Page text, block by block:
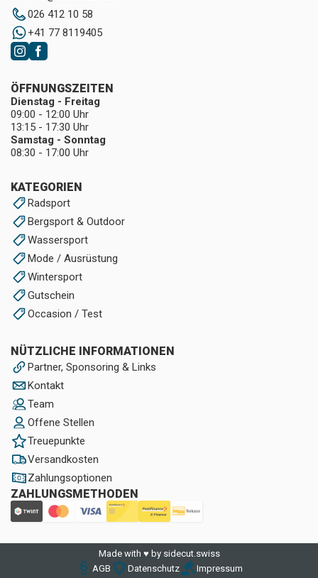
026 412 10 58
+41 77 8119405
KATEGORIEN
Radsport
Bergsport & Outdoor
Wassersport
Mode / Ausrüstung
Wintersport
Gutschein
Occasion / Test
NÜTZLICHE INFORMATIONEN
Partner, Sponsoring & Links
Kontakt
Team
Offene Stellen
Treuepunkte
Versandkosten
Zahlungsoptionen
ZAHLUNGSMETHODEN
ÖFFNUNGSZEITEN
Dienstag - Freitag
09:00 - 12:00 Uhr
13:15 - 17:30 Uhr
Samstag - Sonntag
08:30 - 17:00 Uhr
Made with ♥ by sidecut.swiss
AGB
Datenschutz Impressum